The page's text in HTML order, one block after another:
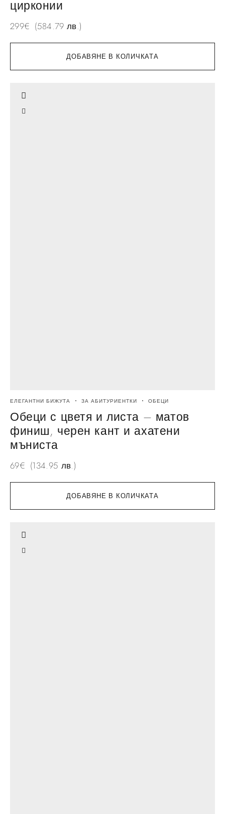
ДОБАВЯНЕ В КОЛИЧКАТА
цирконии
299€ (584.79 лв.)
ДОБАВЯНЕ В КОЛИЧКАТА
ЕЛЕГАНТНИ БИЖУТА ЗА АБИТУРИЕНТКИ ОБЕЦИ
Обеци с цветя и листа – матов
финиш, черен кант и ахатени
мъниста
69€ (134.95 лв.)